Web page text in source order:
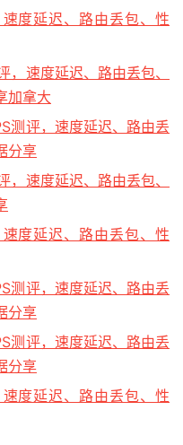
度延迟、路由丢包、性
速度延迟、路由丢包、
加拿大
测评，速度延迟、路由丢
分享
速度延迟、路由丢包、
度延迟、路由丢包、性
测评，速度延迟、路由丢
分享
测评，速度延迟、路由丢
分享
度延迟、路由丢包、性